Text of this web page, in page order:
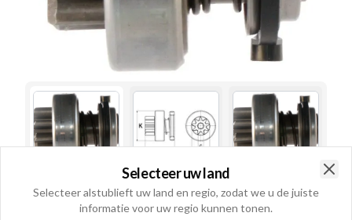
Gebruiksnummer234403
Selecteer uw land
Selecteer alstublieft uw land en regio, zodat we u de juiste
informatie voor uw regio kunnen tonen.